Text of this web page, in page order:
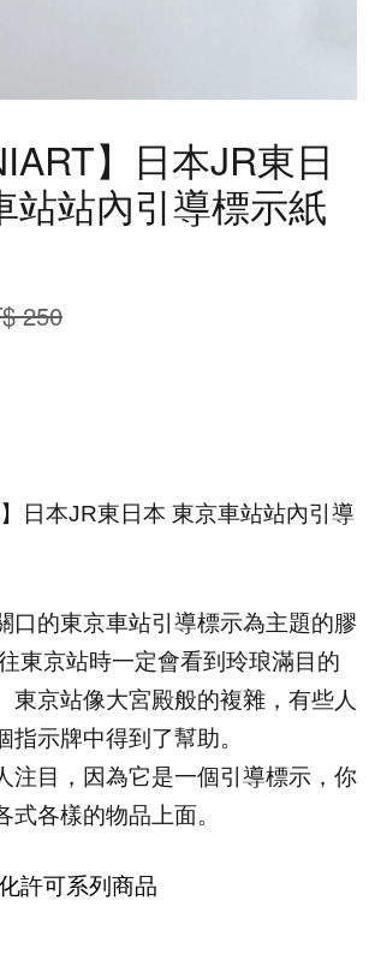
】日本JR東日
站站內引導標示紙
250
日本JR東日本 東京車站站內引導
口的東京車站引導標示為主題的膠
東京站時一定會看到玲琅滿目的
東京站像大宮殿般的複雜，有些人
指示牌中得到了幫助。
注目，因為它是一個引導標示，你
式各樣的物品上面。
許可系列商品